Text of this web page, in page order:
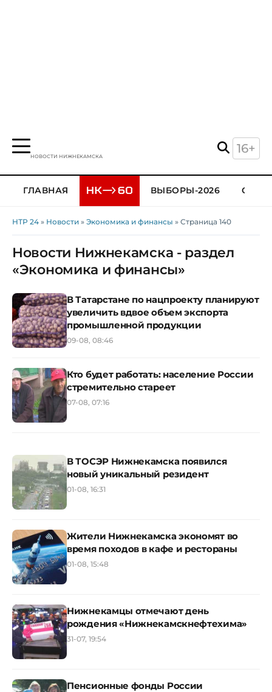
НОВОСТИ НИЖНЕКАМСКА
16+
ГЛАВНАЯ ВЫБОРЫ-2026
НТР 24 » Новости » Экономика и финансы » Страница 140
Новости Нижнекамска - раздел
«Экономика и финансы»
В Татарстане по нацпроекту планируют
увеличить вдвое объем экспорта
промышленной продукции
09-08, 08:46
Кто будет работать: население России
стремительно стареет
07-08, 07:16
В ТОСЭР Нижнекамска появился
новый уникальный резидент
01-08, 16:31
Жители Нижнекамска экономят во
время походов в кафе и рестораны
01-08, 15:48
Нижнекамцы отмечают день
рождения «Нижнекамскнефтехима»
31-07, 19:54
Пенсионные фонды России